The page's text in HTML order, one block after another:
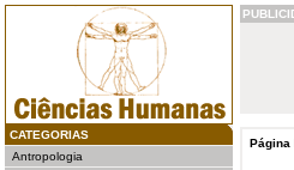
CATEGORIAS
Antropologia
Página